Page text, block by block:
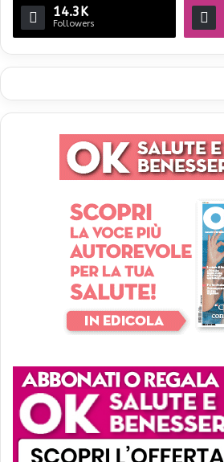
14.3K
Followers